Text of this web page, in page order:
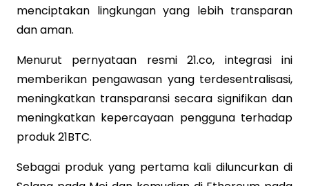
menciptakan lingkungan yang lebih transparan
dan aman.
Menurut pernyataan resmi 21.co, integrasi ini
memberikan pengawasan yang terdesentralisasi,
meningkatkan transparansi secara signifikan dan
meningkatkan kepercayaan pengguna terhadap
produk 21BTC.
Sebagai produk yang pertama kali diluncurkan di